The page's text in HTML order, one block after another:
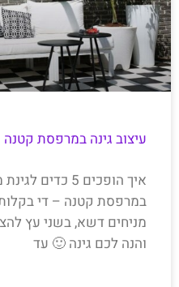
עיצוב גינה במרפסת קטנה
איך הופכים 5
במרפסת קטנה – די
מניחים דשא, בשני עץ
והנה לכם גינה 🙂 עד